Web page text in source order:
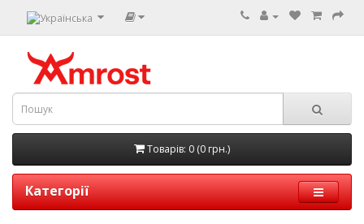
Товарів: 0 (0 грн.)
Категорії